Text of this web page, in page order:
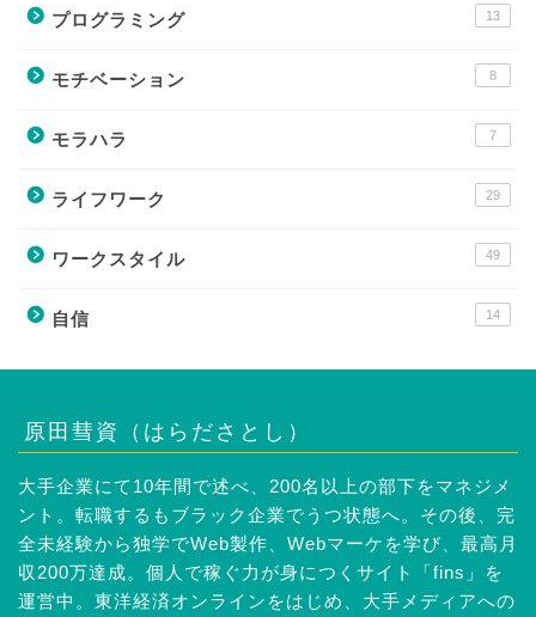
プログラミング 13
モチベーション 8
モラハラ 7
ライフワーク 29
ワークスタイル 49
自信 14
原田彗資（はらださとし）
大手企業にて10年間で述べ、200名以上の部下をマネジメ
ント。転職するもブラック企業でうつ状態へ。その後、完
全未経験から独学でWeb製作、Webマーケを学び、最高月
収200万達成。個人で稼ぐ力が身につくサイト「fins」を
運営中。東洋経済オンラインをはじめ、大手メディアへの